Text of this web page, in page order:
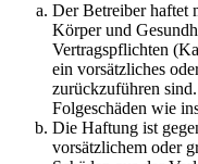
Der Betreiber haftet
Körper und
Vertragspflichten
ein vorsätzliches
zurückzuführen
Folgeschäden wie
Die Haftung ist
vorsätzlichem oder